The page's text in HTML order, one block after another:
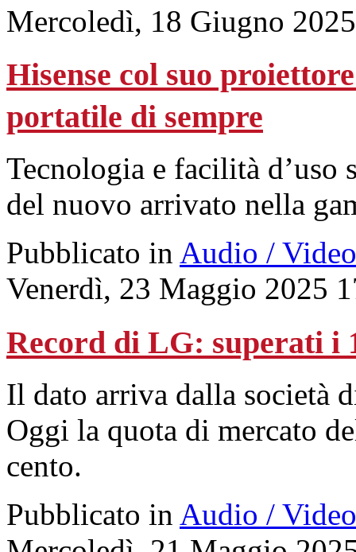
Mercoledì, 18 Giugno
Hisense col suo
portatile di sempre
Tecnologia e facilità
del nuovo arrivato nella
Pubblicato in Audio / Video
Venerdì, 23 Maggio 2025
Record di LG: superati i
Il dato arriva dalla società
Oggi la quota di mercato
cento.
Pubblicato in Audio / Video